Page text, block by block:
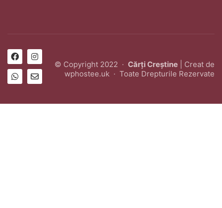
© Copyright 2022 · Cărți Creștine | Creat de
wphostee.uk · Toate Drepturile Rezervate